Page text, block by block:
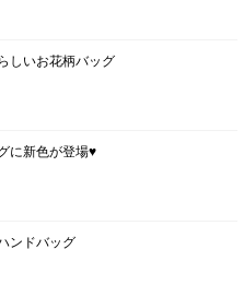
しいお花柄バッグ
に新色が登場♥
ンドバッグ